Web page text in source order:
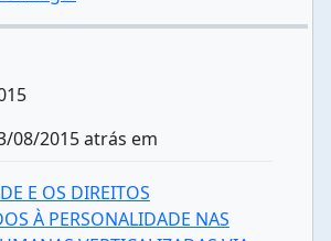
08/2015 atrás em
E OS DIREITOS
À PERSONALIDADE NAS